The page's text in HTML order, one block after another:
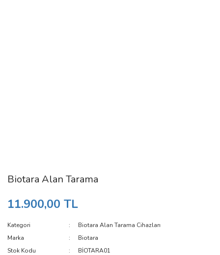
Biotara Alan Tarama
11.900,00 TL
Kategori
Biotara Alan Tarama Cihazları
Marka
Biotara
Stok Kodu
BİOTARA01